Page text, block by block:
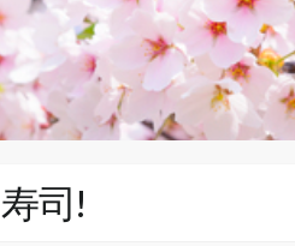
寿司!